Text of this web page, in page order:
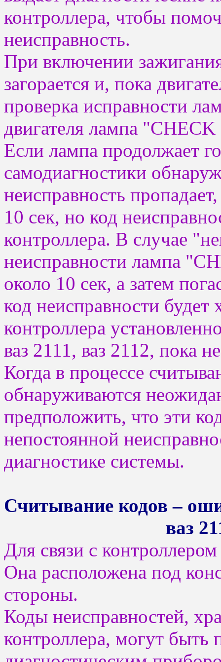
контроллера, чтобы
неисправность.
При включении
загорается и, пока
проверка исправности
двигателя лампа
Если лампа продолжает
самодиагностики
неисправность
10 сек, но код
контроллера. В случае
неисправности лампа
около 10 сек, а затем
код неисправности будет
контроллера
ваз 2111, ваз 2112, пока
Когда в процессе
обнаруживаются
предположить, что эти
непостоянной
диагностике системы.
Считывание кодов –
ваз
Для связи с
Она расположена под
стороны.
Коды неисправностей,
контроллера, могут